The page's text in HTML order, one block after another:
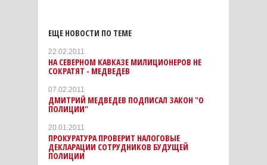
ЕЩЕ НОВОСТИ ПО ТЕМЕ
22.02.2011
НА СЕВЕРНОМ КАВКАЗЕ МИЛИЦИОНЕРОВ НЕ
СОКРАТЯТ - МЕДВЕДЕВ
07.02.2011
ДМИТРИЙ МЕДВЕДЕВ ПОДПИСАЛ ЗАКОН "О
ПОЛИЦИИ"
20.01.2011
ПРОКУРАТУРА ПРОВЕРИТ НАЛОГОВЫЕ
ДЕКЛАРАЦИИ СОТРУДНИКОВ БУДУЩЕЙ
ПОЛИЦИИ